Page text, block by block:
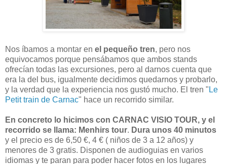
Nos íbamos a montar en el pequeño tren, pero nos
equivocamos porque pensábamos que ambos stands
ofrecían todas las excursiones, pero al darnos cuenta que
era la del bus, igualmente decidimos quedarnos y probarlo,
y la verdad que la experiencia nos gustó mucho. El tren " Le
Petit train de Carnac" hace un recorrido similar.
En concreto lo hicimos con CARNAC VISIO TOUR, y el
recorrido se llama: Menhirs tour. Dura unos 40 minutos
y el precio es de 6,50 €, 4 € ( niños de 3 a 12 años) y
menores de 3 gratis. Disponen de audioguias en varios
idiomas y te paran para poder hacer fotos en los lugares